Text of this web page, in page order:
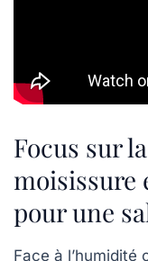
Focus sur
moisissure
pour une
Face à l’humidité